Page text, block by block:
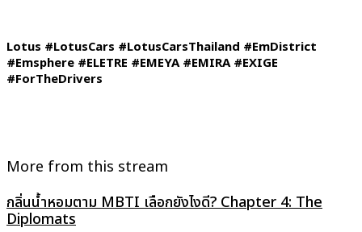
Lotus #LotusCars #LotusCarsThailand #EmDistrict
#Emsphere #ELETRE #EMEYA #EMIRA #EXIGE
#ForTheDrivers
More from this stream
กลิ่นน้ำหอมตาม MBTI เลือกยังไงดี? Chapter 4: The
Diplomats